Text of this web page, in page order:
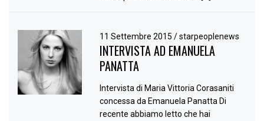
11 Settembre 2015/ starpeoplenews
INTERVISTA AD EMANUELA
PANATTA
Intervista di Maria Vittoria Corasaniti
concessa da Emanuela Panatta Di
recente abbiamo letto che hai